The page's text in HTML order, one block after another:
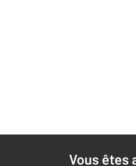
Vous êtes